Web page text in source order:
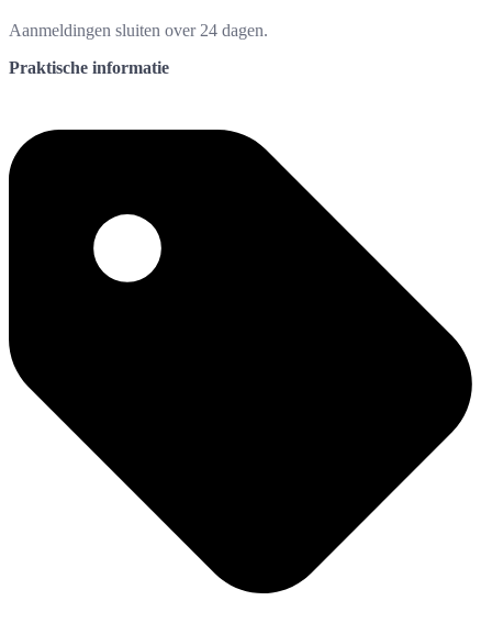
Aanmeldingen sluiten over 24 dagen.
Praktische informatie